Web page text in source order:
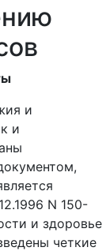
и
и
N 150-
и здоровье
четкие